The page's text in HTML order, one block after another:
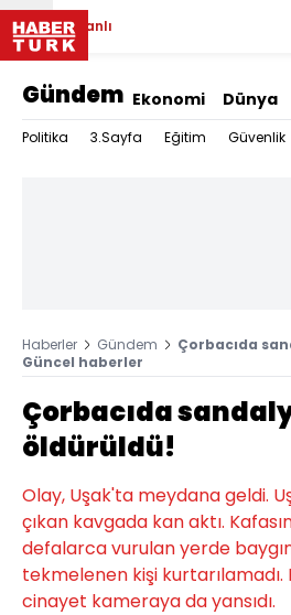
Canlı
Gündem Ekonomi Dünya
Politika 3.Sayfa Eğitim Güvenlik
Haberler Gündem
Çorbacıda
Güncel haberler
Çorbacıda
öldürüldü!
Olay, Uşak'ta meydana geldi.
çıkan kavgada kan aktı.
defalarca vurulan yerde
tekmelenen kişi kurtarılamadı.
cinayet kameraya da yansıdı.